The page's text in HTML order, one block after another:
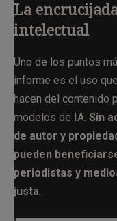
La
intelectual
Uno de los puntos
informe es el uso
hacen del contenido
modelos de IA. Sin
de autor y
pueden
periodistas y
justa